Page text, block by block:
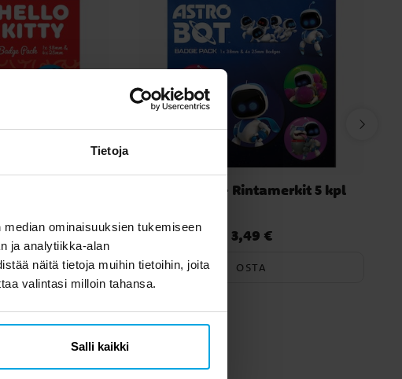
Tietoja
ominaisuuksien tukemiseen
ja analytiikka-alan
näitä tietoja muihin tietoihin, joita
valintasi milloin tahansa.
Salli kaikki
3,49 €
€
Astro Bot - Rintamerkit 5 kpl
Hinta:3,49 €
3,49 €
OSTA
myös